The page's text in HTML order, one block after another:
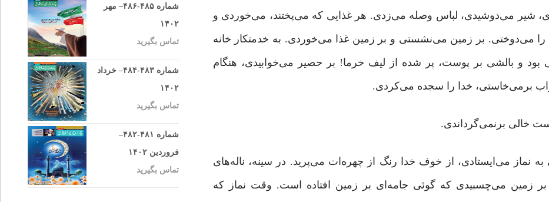
شیر می‌دوشیدی، لباس وصله می‌زدی. هر غذایی که می‌پختند، می‌خوردی و
می‌دوختی. بر زمین می‌نشستی و بر زمین غذا می‌خوردی. به خدمتکار خانه
و بالشی بر پوست، پر شده از لیف خرما! بر حصیر می‌خوابیدی، هنگام
برمی‌خاستی، خدا را سجده می‌کردی.
خالی برنمی‌گرداندی.
نماز می‌ایستادی، از خوف خدا رنگ از چهره‌ات می‌پرید. در سینه، ناله‌های
زمین می‌چسبیدی که گوئی جامه‌ای بر زمین افتاده است. وقت نماز که
شماره ۴۸۵-۴۸۶– مهر
۱۴۰۲
تماس بگیرید
شماره ۴۸۳-۴۸۴– خرداد
۱۴۰۲
تماس بگیرید
شماره ۴۸۱-۴۸۲–
فروردین ۱۴۰۲
تماس بگیرید